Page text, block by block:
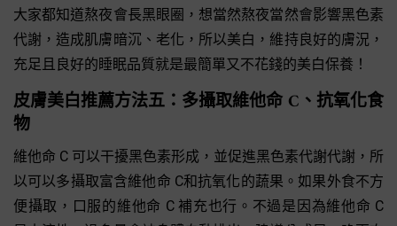
大家都知道熬夜會長黑眼圈，想當然熬夜當然會影響黑色素
代謝，造成肌膚暗沉、老化，所以美白，維持良好的膚況，
充足且良好的睡眠品質就是最簡單又不花錢的美白保養！
皮膚美白推薦方法五：多攝取維他命 C、抗氧化食
物
維他命 C 可以干擾黑色素形成，並促進黑色素代謝代謝，所
以可以多攝取富含維他命 C和抗氧化的蔬果。如果外食不方
便攝取，口服的維他命 C 補充也行。不過是因為維他命 C